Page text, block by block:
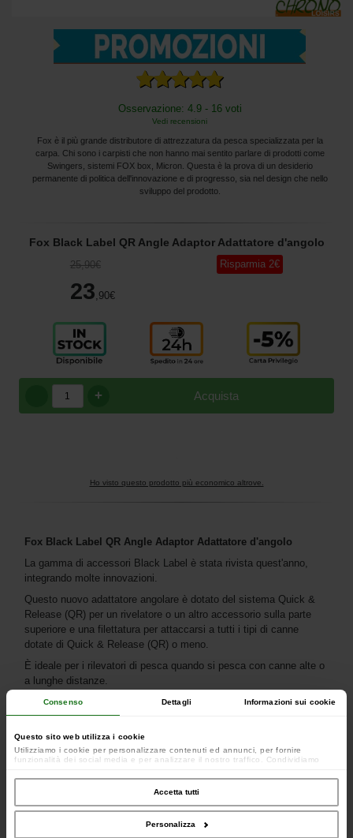
Consenso Dettagli Informazioni sui cookie
Questo sito web utilizza i cookie
Utilizziamo i cookie per personalizzare contenuti ed annunci, per fornire
funzionalità dei social media e per analizzare il nostro traffico. Condividiamo
occupano di analisi dei dati web, pubblicità e social media, i quali potrebbero
combinarle con altre informazioni che hai fornito loro o che hanno raccolto dal
Accetta tutti
Personalizza
Osservazione: 4.9 - 16 voti
Vedi recensioni
Fox è il più grande distributore di attrezzatura da pesca specializzata per la
carpa. Chi sono i carpisti che non hanno mai sentito parlare di prodotti come
Swingers, sistemi FOX box, Micron. Questa è la prova di un desiderio
permanente di politica dell'innovazione e di progresso, sia nel design che nello
sviluppo del prodotto.
Fox Black Label QR Angle Adaptor Adattatore d'angolo
25,90€
23 ,90€
Risparmia 2€
Acquista
+
Ho visto questo prodotto più economico altrove.
Fox Black Label QR Angle Adaptor Adattatore d'angolo
La gamma di accessori Black Label è stata rivista quest'anno,
integrando molte innovazioni.
Questo nuovo adattatore angolare è dotato del sistema Quick &
Release (QR) per un rivelatore o un altro accessorio sulla parte
superiore e una filettatura per attaccarsi a tutti i tipi di canne
dotate di Quick & Release (QR) o meno.
È ideale per i rilevatori di pesca quando si pesca con canne alte o
a lunghe distanze.